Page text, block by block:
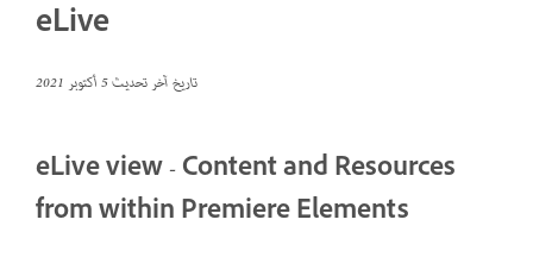
eLive
تاريخ آخر تحديث5 أكتوبر 2021
eLive view - Content and Resources
from within Premiere Elements